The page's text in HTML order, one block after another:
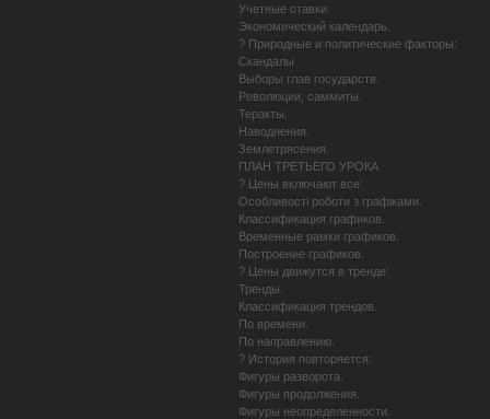
Учетные ставки.
Экономический календарь.
? Природные и политические факторы:
Скандалы
Выборы глав государств.
Революции, саммиты.
Теракты.
Наводнения.
Землетрясения.
ПЛАН ТРЕТЬЕГО УРОКА
? Цены включают все:
Особливості роботи з графіками.
Классификация графиков.
Временные рамки графиков.
Построение графиков.
? Цены движутся в тренде:
Тренды.
Классификация трендов.
По времени.
По направлению.
? История повторяется:
Фигуры разворота.
Фигуры продолжения.
Фигуры неопределенности.